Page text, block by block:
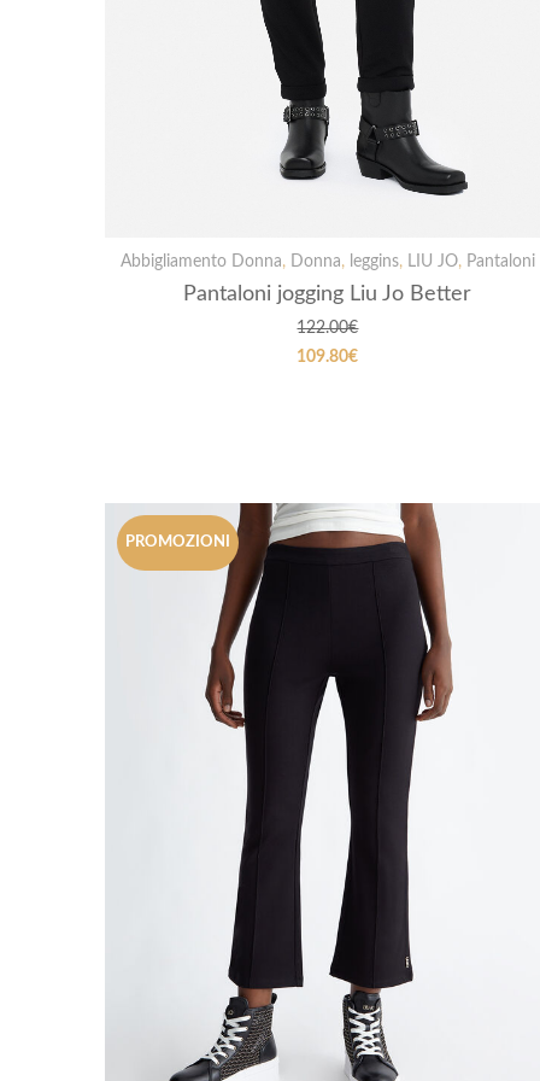
Abbigliamento Donna, Donna, leggins, LIU JO, Pantaloni
Pantaloni jogging Liu Jo Better
122.00€
109.80€
PROMOZIONI